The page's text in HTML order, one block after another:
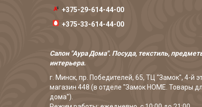
+375-29-614-44-00
+375-33-614-44-00
Салон "Аура Дома". Посуда, текстиль,
интерьера.
г. Минск, пр. Победителей, 65, ТЦ "Замок", 4-й
магазин 448 (в отделе "Замок HOME. Товары
дома").